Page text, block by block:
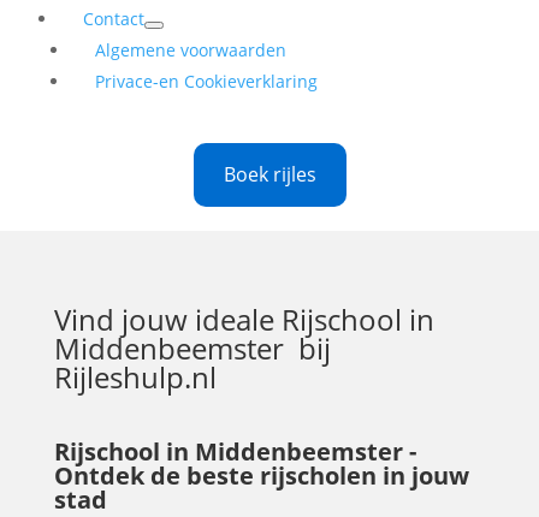
Contact
Algemene voorwaarden
Privace-en Cookieverklaring
Boek rijles
Vind jouw ideale Rijschool in
Middenbeemster bij
Rijleshulp.nl
Rijschool in Middenbeemster -
Ontdek de beste rijscholen in jouw
stad